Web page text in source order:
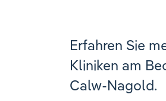
Erfahren Sie
Kliniken am
Calw-Nagold.